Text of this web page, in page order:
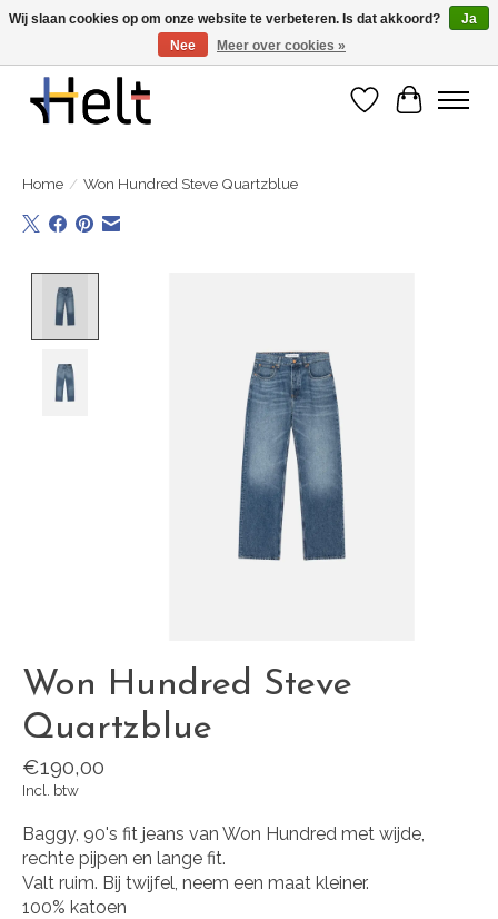
Ontdek de nieuwe collecties in store & online
Verlanglijst
Home / Won Hundred Steve Quartzblue
Won Hundred Steve
Quartzblue
€190,00
Incl. btw
Baggy, 90's fit jeans van Won Hundred met wijde,
rechte pijpen en lange fit.
Valt ruim. Bij twijfel, neem een maat kleiner.
100% katoen
Wij slaan cookies op om onze website te verbeteren. Is dat akkoord?
Ja
Nee
Meer over cookies »